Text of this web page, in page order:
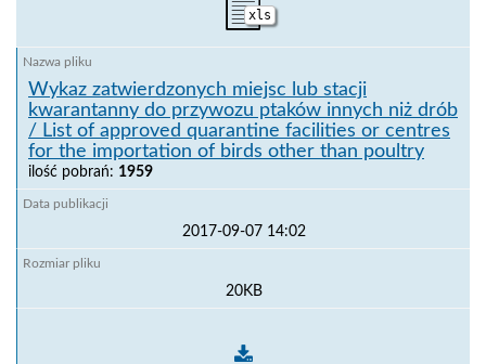
xls
Wykaz zatwierdzonych miejsc lub stacji
kwarantanny do przywozu ptaków innych niż drób
/ List of approved quarantine facilities or centres
for the importation of birds other than poultry
ilość pobrań: 1959
2017-09-07 14:02
20KB